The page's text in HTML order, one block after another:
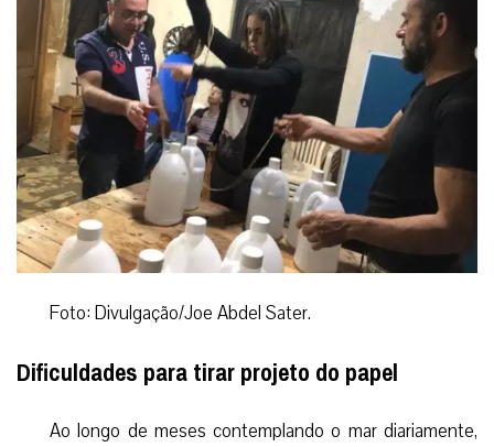
Foto: Divulgação/Joe Abdel Sater.
Dificuldades para tirar projeto do papel
Ao longo de meses contemplando o mar diariamente,